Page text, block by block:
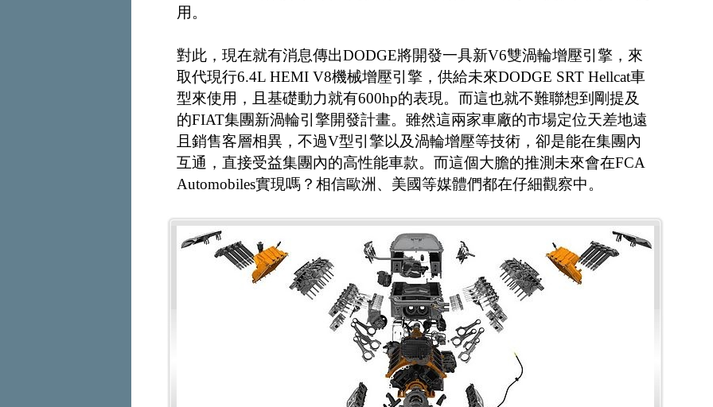
用。
對此，現在就有消息傳出DODGE將開發一具新V6雙渦輪增壓引擎，來
取代現行6.4L HEMI V8機械增壓引擎，供給未來DODGE SRT Hellcat車
型來使用，且基礎動力就有600hp的表現。而這也就不難聯想到剛提及
的FIAT集團新渦輪引擎開發計畫。雖然這兩家車廠的市場定位天差地遠
且銷售客層相異，不過V型引擎以及渦輪增壓等技術，卻是能在集團內
互通，直接受益集團內的高性能車款。而這個大膽的推測未來會在FCA
Automobiles實現嗎？相信歐洲、美國等媒體們都在仔細觀察中。